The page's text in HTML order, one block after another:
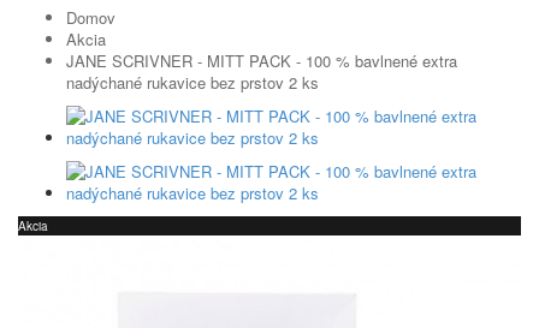
Domov
Akcia
JANE SCRIVNER - MITT PACK - 100 % bavlnené extra
nadýchané rukavice bez prstov 2 ks
Akcia